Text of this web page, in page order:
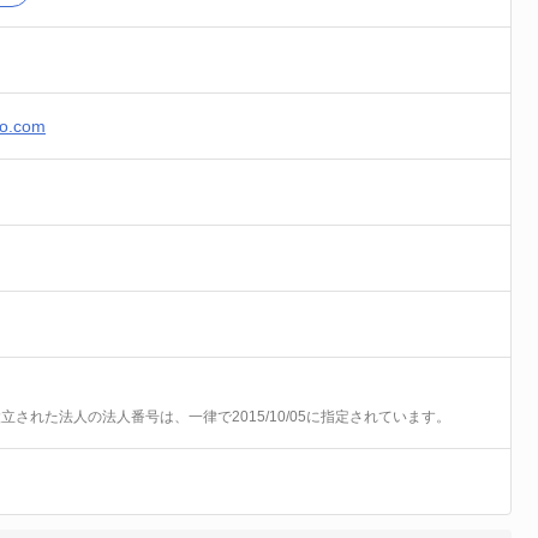
された法人の法人番号は、一律で2015/10/05に指定されています。